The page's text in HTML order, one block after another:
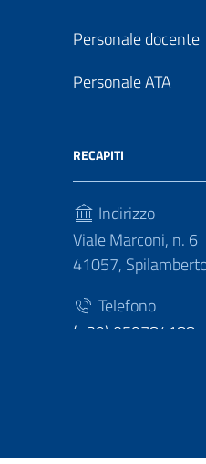
Personale docente
Personale ATA
RECAPITI
Indirizzo
Viale Marconi, n. 6
41057,
Telefono
(+39) 059784188